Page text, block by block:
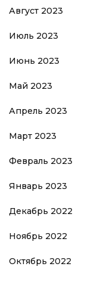
Август 2023
Июль 2023
Июнь 2023
Май 2023
Апрель 2023
Март 2023
Февраль 2023
Январь 2023
Декабрь 2022
Ноябрь 2022
Октябрь 2022